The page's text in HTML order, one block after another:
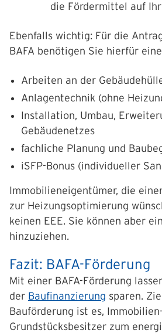
die Fördermittel auf
Ebenfalls wichtig: Für die
BAFA benötigen Sie hierfür
Arbeiten an der
Anlagentechnik (ohne
Installation, Umbau,
Gebäudenetzes
fachliche Planung und
iSFP-Bonus (individueller
Immobilieneigentümer, die
zur Heizungsoptimierung
keinen EEE. Sie können aber
hinzuziehen.
Fazit: BAFA-Förderung
Mit einer BAFA-Förderung
der Baufinanzierung sparen.
Bauförderung ist es,
Grundstücksbesitzer zum